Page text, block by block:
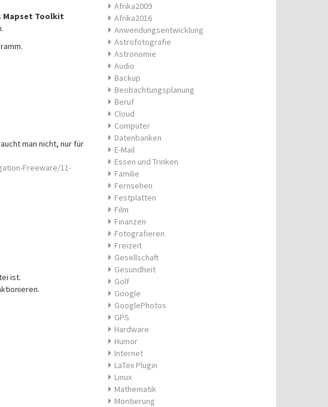
Mapset Toolkit
man nicht, nur für
Freeware/11-
ist.
Afrika2009
Afrika2016
Anwendungsentwicklung
Astrofotografie
Astronomie
Audio
Backup
Beobachtungsplanung
Beruf
Cloud
Computer
Datenbanken
E-Mail
Essen und Trinken
Familie
Fernsehen
Festplatten
Film
Finanzen
Fotografieren
Freizeit
Gesellschaft
Gesundheit
Golf
Google
GooglePhotos
GPS
Hardware
Humor
Internet
LaTex Plugin
Linux
Mathematik
Montierung